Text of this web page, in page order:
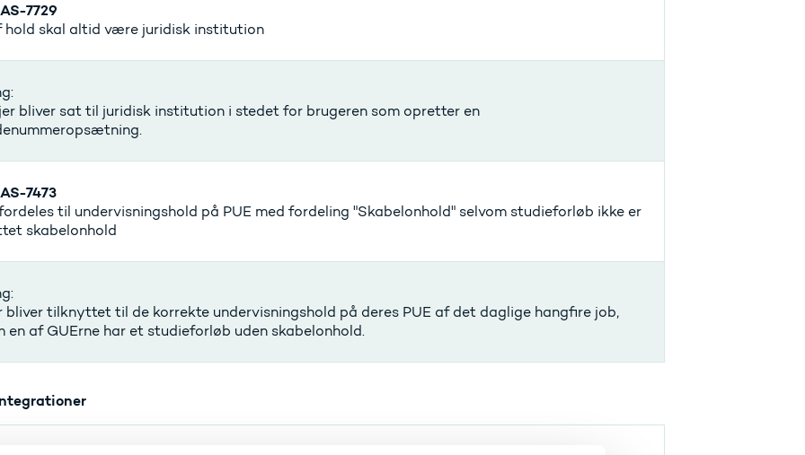
7729
hold skal altid være juridisk institution
bliver sat til juridisk institution i stedet for brugeren som opretter en
7473
til undervisningshold på PUE med fordeling "Skabelonhold" selvom studieforløb ikke er
skabelonhold
bliver tilknyttet til de korrekte undervisningshold på deres PUE af det daglige hangfire job,
en af GUErne har et studieforløb uden skabelonhold.